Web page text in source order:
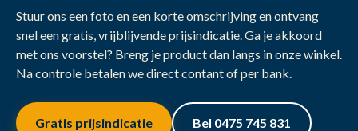
Stuur ons een foto en een korte omschrijving en ontvang
snel een gratis, vrijblijvende prijsindicatie. Ga je akkoord
met ons voorstel? Breng je product dan langs in onze winkel.
Na controle betalen we direct contant of per bank.
Gratis prijsindicatie Bel 0475 745 831